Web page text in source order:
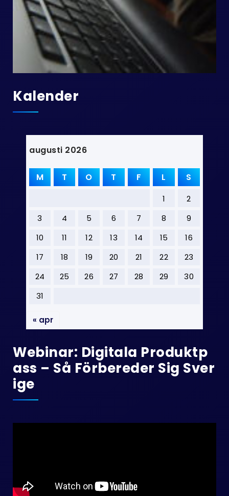
Kalender
augusti 2026
M T O T F L S
1
2
3
4 5 6 7 8
9
10
11 12 13 14 15
16
17
18 19 20 21 22
23
24
25 26 27 28 29
30
31
« apr
Webinar: Digitala Produktp
Ass – Så Förbereder Sig Sver
Ige